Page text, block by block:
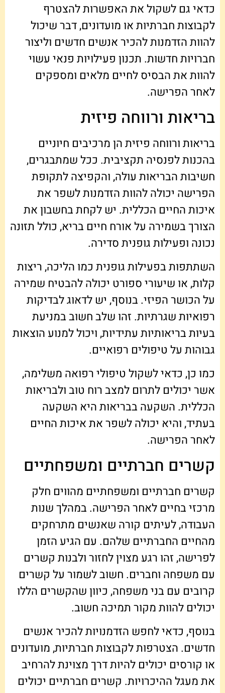
כדאי גם לשקול את האפשרות להצטרף
לקבוצות חברתיות או מועדונים, דבר שיכול
להוות הזדמנות להכיר אנשים חדשים וליצור
חברויות חדשות. תכנון פעילויות פנאי עשוי
להוות את הבסיס לחיים מלאים ומספקים
לאחר הפרישה.
בריאות ורווחה פיזית
בריאות ורווחה פיזית הן מרכיבים חיוניים
בהכנות לפנסיה תקציבית. ככל שמתבגרים,
חשיבות הבריאות עולה, והקפיצה לתקופת
הפרישה יכולה להוות הזדמנות לשפר את
איכות החיים הכללית. יש לקחת בחשבון את
הצורך בשמירה על אורח חיים בריא, כולל תזונה
נכונה ופעילות גופנית סדירה.
השתתפות בפעילות גופנית כמו הליכה, ריצות
קלות, או שיעורי ספורט יכולה להבטיח שמירה
על הכושר הפיזי. בנוסף, יש לדאוג לבדיקות
רפואיות שגרתיות. זהו שלב חשוב במניעת
בעיות בריאותיות עתידיות, ויכול למנוע הוצאות
גבוהות על טיפולים רפואיים.
כמו כן, כדאי לשקול טיפולי רפואה משלימה,
אשר יכולים לתרום למצב רוח טוב ולבריאות
הכללית. השקעה בבריאות היא השקעה
בעתיד, והיא יכולה לשפר את איכות החיים
לאחר הפרישה.
קשרים חברתיים ומשפחתיים
קשרים חברתיים ומשפחתיים מהווים חלק
מרכזי בחיים לאחר הפרישה. במהלך שנות
העבודה, לעיתים קורה שאנשים מתרחקים
מהחיים החברתיים שלהם. עם הגיע הזמן
לפרישה, זהו רגע מצוין לחזור ולבנות קשרים
עם משפחה וחברים. חשוב לשמור על קשרים
קרובים עם בני משפחה, כיוון שהקשרים הללו
יכולים להוות מקור תמיכה חשוב.
בנוסף, כדאי לחפש הזדמנויות להכיר אנשים
חדשים. הצטרפות לקבוצות חברתיות, מועדונים
או קורסים יכולים להיות דרך מצוינת להרחיב
את מעגל ההיכרויות. קשרים חברתיים יכולים